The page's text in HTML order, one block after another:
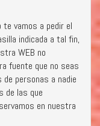
vamos a pedir el
indicada a tal fin,
WEB no
fuente que no seas
personas a nadie
de las que
en nuestra